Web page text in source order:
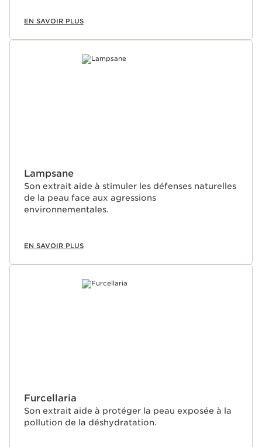
EN SAVOIR PLUS
Lampsane
Son extrait aide à stimuler les défenses naturelles
de la peau face aux agressions
environnementales.
EN SAVOIR PLUS
Furcellaria
Son extrait aide à protéger la peau exposée à la
pollution de la déshydratation.